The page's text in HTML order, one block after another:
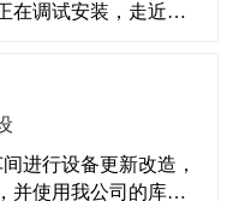
在调试安装，走近细
，要安全操作。这
进行设备更新改造，
并使用我公司的库卡